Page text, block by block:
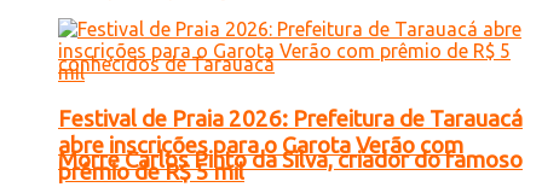
Morre Carlos Pinto da Silva, criador do famoso
Festival de Praia 2026: Prefeitura de Tarauacá
abre inscrições para o Garota Verão com
prêmio de R$ 5 mil